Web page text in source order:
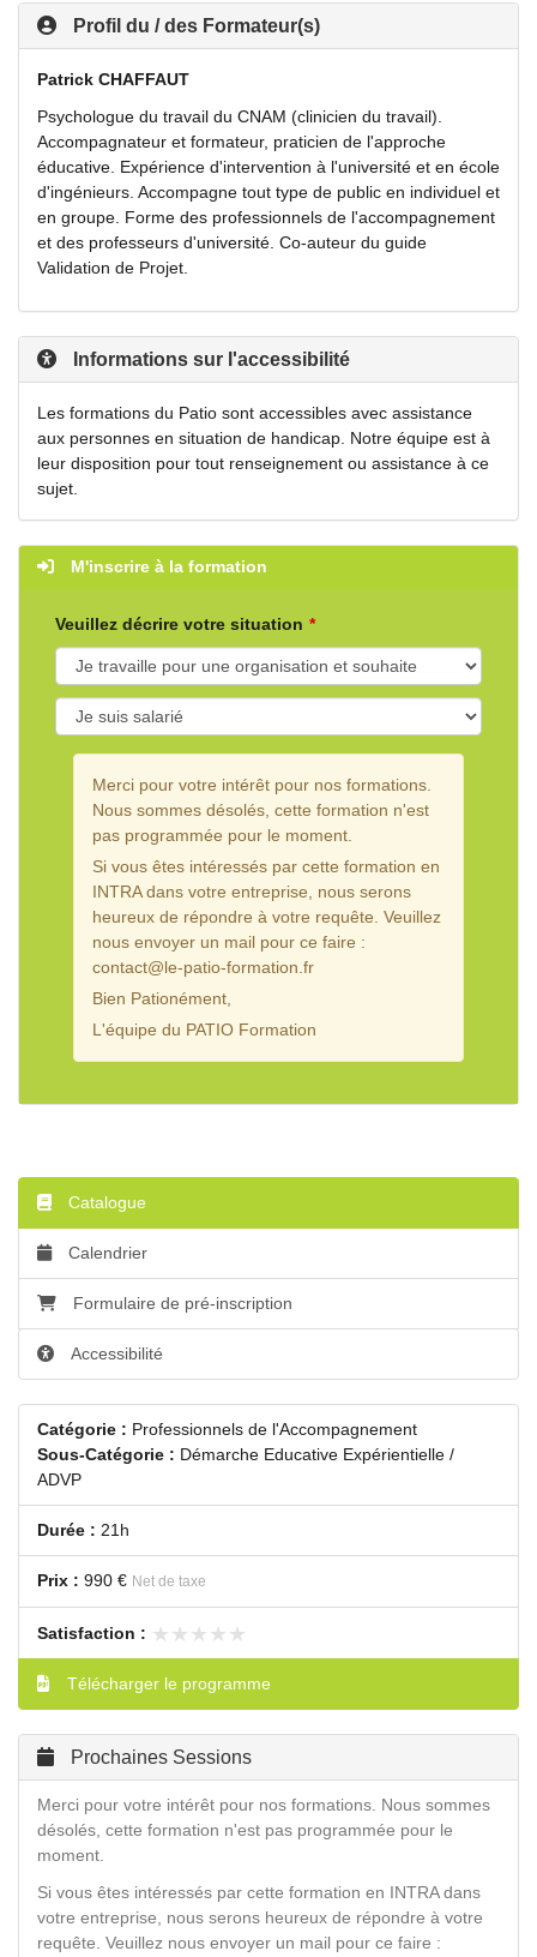
Profil du / des Formateur(s)
Patrick CHAFFAUT
Psychologue du travail du CNAM (clinicien du travail).
Accompagnateur et formateur, praticien de l'approche
éducative. Expérience d'intervention à l'université et en école
d'ingénieurs. Accompagne tout type de public en individuel et
en groupe. Forme des professionnels de l'accompagnement
et des professeurs d'université. Co-auteur du guide
Validation de Projet.
Informations sur l'accessibilité
Les formations du Patio sont accessibles avec assistance
aux personnes en situation de handicap. Notre équipe est à
leur disposition pour tout renseignement ou assistance à ce
sujet.
M'inscrire à la formation
Veuillez décrire votre situation
Merci pour votre intérêt pour nos formations.
Nous sommes désolés, cette formation n'est
pas programmée pour le moment.
Si vous êtes intéressés par cette formation en
INTRA dans votre entreprise, nous serons
heureux de répondre à votre requête. Veuillez
nous envoyer un mail pour ce faire :
contact@le-patio-formation.fr
Bien Pationément,
L'équipe du PATIO Formation
Catalogue
Calendrier
Formulaire de pré-inscription
Accessibilité
Catégorie : Professionnels de l'Accompagnement
Sous-Catégorie : Démarche Educative Expérientielle /
ADVP
Durée : 21h
Prix : 990 € Net de taxe
Satisfaction : ★★★★★
★★★★★
Télécharger le programme
Prochaines Sessions
Merci pour votre intérêt pour nos formations. Nous sommes
désolés, cette formation n'est pas programmée pour le
moment.
Si vous êtes intéressés par cette formation en INTRA dans
votre entreprise, nous serons heureux de répondre à votre
requête. Veuillez nous envoyer un mail pour ce faire :